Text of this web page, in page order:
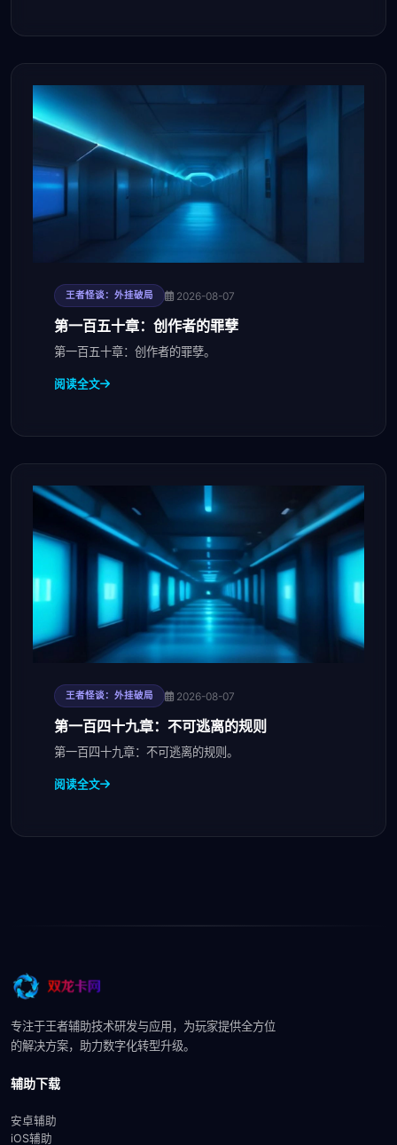
王者怪谈：外挂破局 2026-08-07
第一百五十章：创作者的罪孽
第一百五十章：创作者的罪孽。
阅读全文
王者怪谈：外挂破局 2026-08-07
第一百四十九章：不可逃离的规则
第一百四十九章：不可逃离的规则。
阅读全文
专注于王者辅助技术研发与应用，为玩家提供全方位
的解决方案，助力数字化转型升级。
辅助下载
安卓辅助
iOS辅助